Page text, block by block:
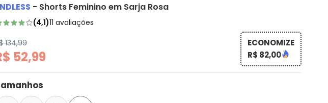
- Shorts Feminino em Sarja Rosa
(4,1)11 avaliações
134,99
52,99
ECONOMIZE
R$ 82,00